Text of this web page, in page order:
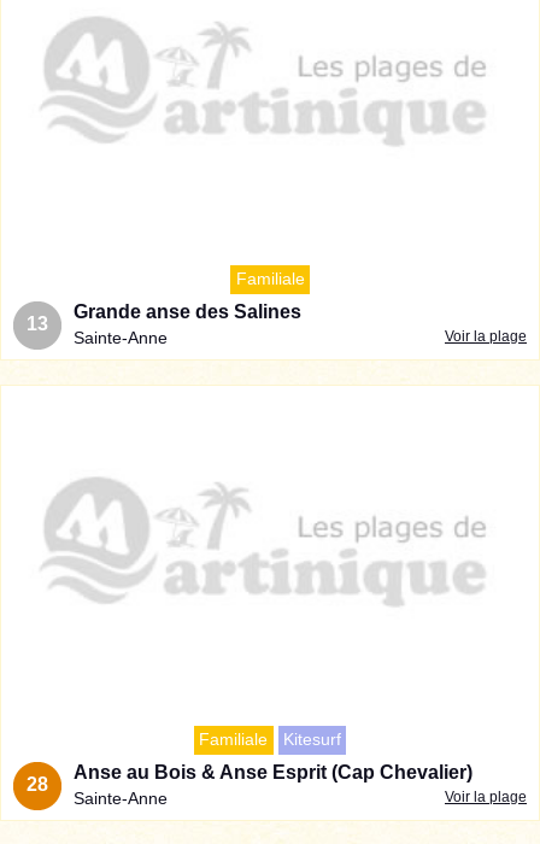
13
Grande anse des Salines
Sainte-Anne
Familiale
Voir la plage
28
Anse au Bois & Anse Esprit (Cap Chevalier)
Sainte-Anne
Familiale Kitesurf
Voir la plage